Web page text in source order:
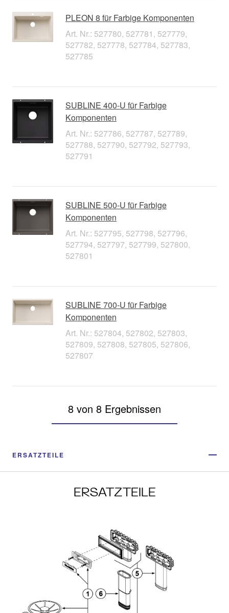
PLEON 8 für Farbige Komponenten
Art. Nr.: 527780, 527781, 527779,
527782, 527778, 527784, 527783,
527785
SUBLINE 400-U für Farbige
Komponenten
Art. Nr.: 527786, 527787, 527789,
527788, 527790, 527792, 527793,
527791
SUBLINE 500-U für Farbige
Komponenten
Art. Nr.: 527795, 527798, 527796,
527794, 527797, 527799, 527800,
527801
SUBLINE 700-U für Farbige
Komponenten
Art. Nr.: 527804, 527802, 527803,
527809, 527808, 527805, 527806,
527807
8 von 8 Ergebnissen
ERSATZTEILE
ERSATZTEILE